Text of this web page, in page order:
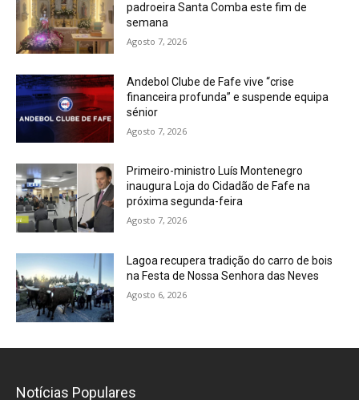
padroeira Santa Comba este fim de
semana
Agosto 7, 2026
Andebol Clube de Fafe vive “crise
financeira profunda” e suspende equipa
sénior
Agosto 7, 2026
Primeiro-ministro Luís Montenegro
inaugura Loja do Cidadão de Fafe na
próxima segunda-feira
Agosto 7, 2026
Lagoa recupera tradição do carro de bois
na Festa de Nossa Senhora das Neves
Agosto 6, 2026
Notícias Populares